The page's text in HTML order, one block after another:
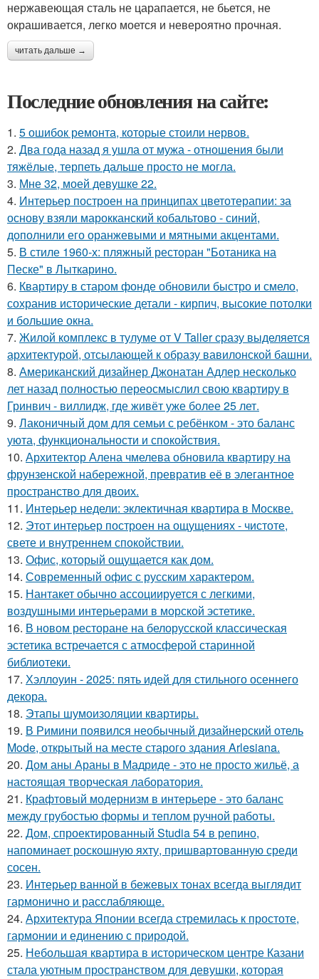
нержавеющая сталь не царапается, не бьется, не
окрашивается, легко моется и невероятно прочная.
читать дальше →
Последние обновления на сайте:
1. 5 ошибок ремонта, которые стоили нервов.
2. Два года назад я ушла от мужа - отношения были
тяжёлые, терпеть дальше просто не могла.
3. Мне 32, моей девушке 22.
4. Интерьер построен на принципах цветотерапии: за
основу взяли марокканский кобальтово - синий,
дополнили его оранжевыми и мятными акцентами.
5. В стиле 1960-х: пляжный ресторан "Ботаника на
Песке" в Лыткарино.
6. Квартиру в старом фонде обновили быстро и смело,
сохранив исторические детали - кирпич, высокие потолки
и большие окна.
7. Жилой комплекс в тулуме от V Taller сразу выделяется
архитектурой, отсылающей к образу вавилонской башни.
8. Американский дизайнер Джонатан Адлер несколько
лет назад полностью переосмыслил свою квартиру в
Гринвич - виллидж, где живёт уже более 25 лет.
9. Лаконичный дом для семьи с ребёнком - это баланс
уюта, функциональности и спокойствия.
10. Архитектор Алена чмелева обновила квартиру на
фрунзенской набережной, превратив её в элегантное
пространство для двоих.
11. Интерьер недели: эклектичная квартира в Москве.
12. Этот интерьер построен на ощущениях - чистоте,
свете и внутреннем спокойствии.
13. Офис, который ощущается как дом.
14. Современный офис с русским характером.
15. Нантакет обычно ассоциируется с легкими,
воздушными интерьерами в морской эстетике.
16. В новом ресторане на белорусской классическая
эстетика встречается с атмосферой старинной
библиотеки.
17. Хэллоуин - 2025: пять идей для стильного осеннего
декора.
18. Этапы шумоизоляции квартиры.
19. В Римини появился необычный дизайнерский отель
Mode, открытый на месте старого здания Arlesiana.
20. Дом аны Араны в Мадриде - это не просто жильё, а
настоящая творческая лаборатория.
21. Крафтовый модернизм в интерьере - это баланс
между грубостью формы и теплом ручной работы.
22. Дом, спроектированный Studia 54 в репино,
напоминает роскошную яхту, пришвартованную среди
сосен.
23. Интерьер ванной в бежевых тонах всегда выглядит
гармонично и расслабляюще.
24. Архитектура Японии всегда стремилась к простоте,
гармонии и единению с природой.
25. Небольшая квартира в историческом центре Казани
стала уютным пространством для девушки, которая